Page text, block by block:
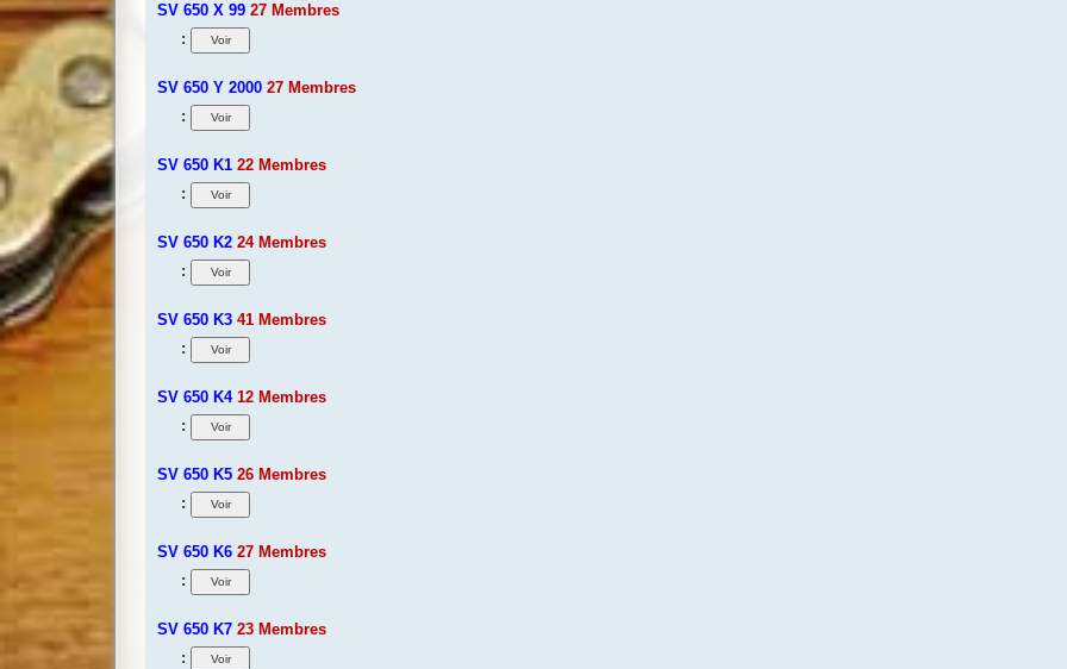
SV 650 X 99 27 Membres
:
SV 650 Y 2000 27 Membres
:
SV 650 K1 22 Membres
:
SV 650 K2 24 Membres
:
SV 650 K3 41 Membres
:
SV 650 K4 12 Membres
:
SV 650 K5 26 Membres
:
SV 650 K6 27 Membres
:
SV 650 K7 23 Membres
: